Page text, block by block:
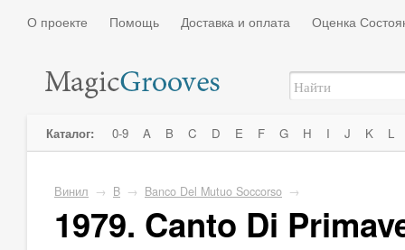
О проекте Помощь Доставка и оплата Оценка
Каталог: 0-9 A B C D E F G H I J K L
Винил → B → Banco Del Mutuo Soccorso →
1979. Canto Di